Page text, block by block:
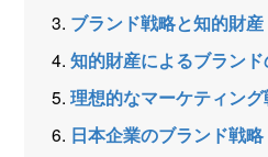
ブランド戦略と知的財産
知的財産によるブラン
理想的なマーケティン
日本企業のブランド戦略